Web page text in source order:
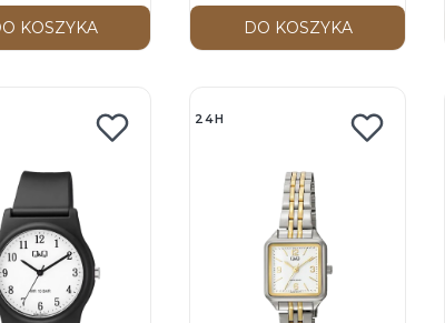
KOSZYKA DO KOSZYKA
24H